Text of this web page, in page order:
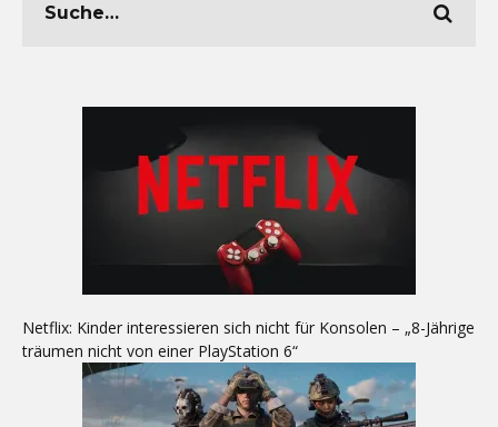
Netflix: Kinder interessieren sich nicht für Konsolen – „8-Jährige
träumen nicht von einer PlayStation 6“